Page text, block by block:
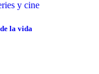
y cine
la vida